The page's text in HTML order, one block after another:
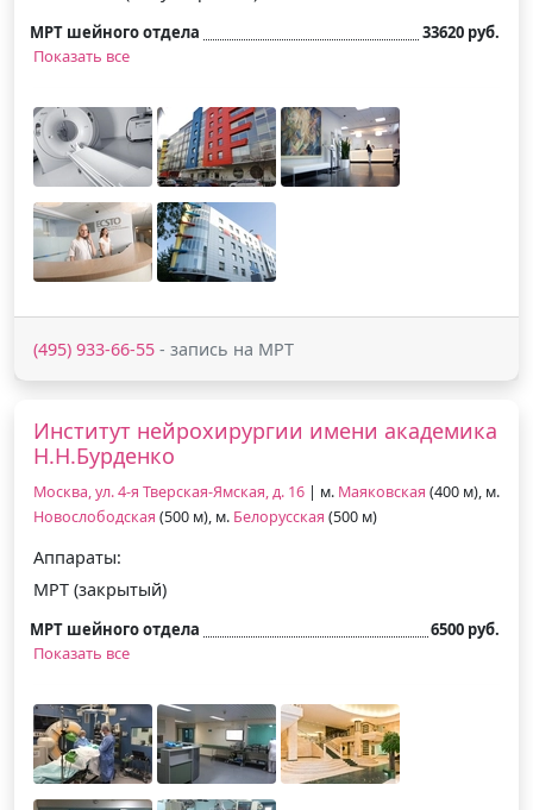
МРТ шейного отдела
33620 руб.
Показать все
(495) 933-66-55 - запись на МРТ
Институт нейрохирургии имени академика
Н.Н.Бурденко
Москва, ул. 4-я Тверская-Ямская, д. 16 | м. Маяковская (400 м), м.
Новослободская (500 м), м. Белорусская (500 м)
Аппараты:
МРТ (закрытый)
МРТ шейного отдела
6500 руб.
Показать все